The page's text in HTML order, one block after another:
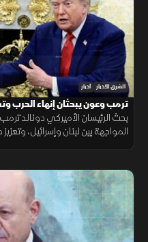
الشرق للأخبار أخبار
ترمب وعون يبحثان إنهاء الحرب
بحث الرئيسان الأميركي دونالد
المواجهة بين لبنان وإسرائيل،